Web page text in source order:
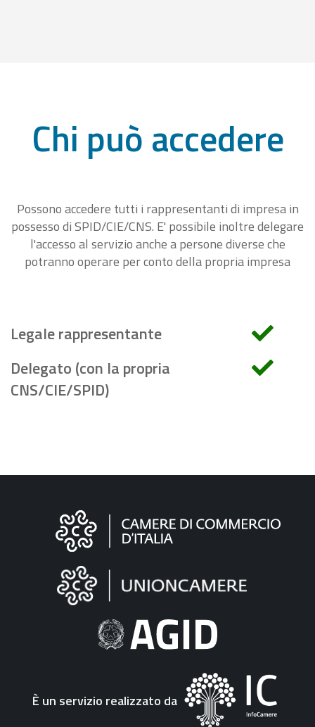
Chi può accedere
Possono accedere tutti i rappresentanti di impresa in
possesso di SPID/CIE/CNS. E' possibile inoltre delegare
l'accesso al servizio anche a persone diverse che
potranno operare per conto della propria impresa
Legale rappresentante
Delegato (con la propria
CNS/CIE/SPID)
Informazioni
"Fattura
Elettronica"
È un servizio realizzato da